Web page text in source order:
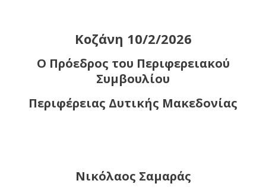
Κοζάνη 10/2/2026
Ο Πρόεδρος του Περιφερειακού
Συμβουλίου
Περιφέρειας Δυτικής Μακεδονίας
Νικόλαος Σαμαράς